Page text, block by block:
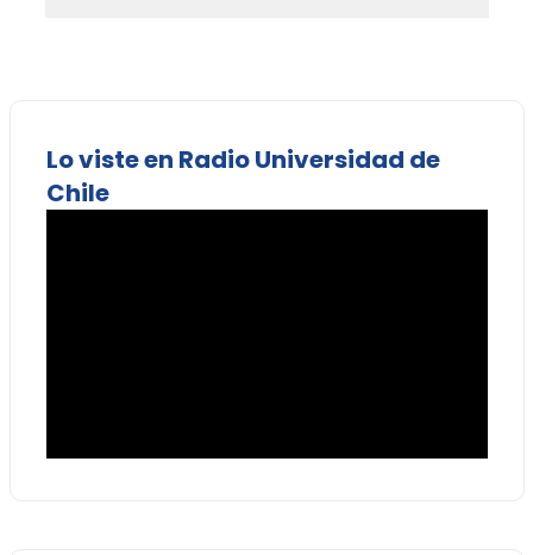
Lo viste en Radio Universidad de
Chile